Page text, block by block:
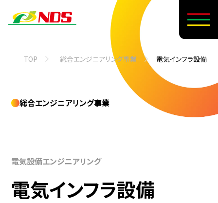
TOP 総合エンジニアリング事業 電気インフラ設備
総合エンジニアリング事業
電気設備エンジニアリング
電気インフラ設備